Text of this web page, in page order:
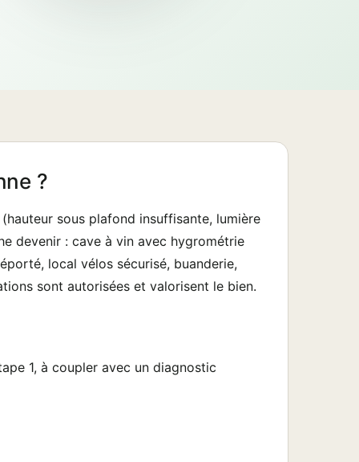
?
sous plafond insuffisante, lumière
devenir : cave à vin avec hygrométrie
local vélos sécurisé, buanderie,
sont autorisées et valorisent le bien.
1, à coupler avec un diagnostic